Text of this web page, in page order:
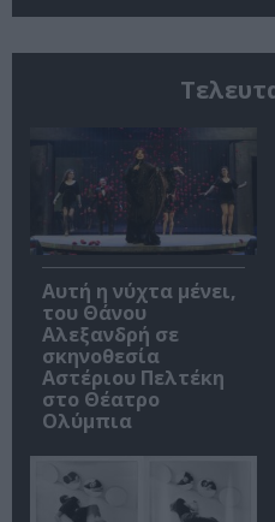
Αυτή η νύχτα μένει,
του Θάνου
Αλεξανδρή σε
σκηνοθεσία
Αστέριου Πελτέκη
στο Θέατρο
Ολύμπια